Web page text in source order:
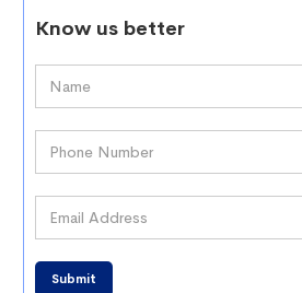
Know us better